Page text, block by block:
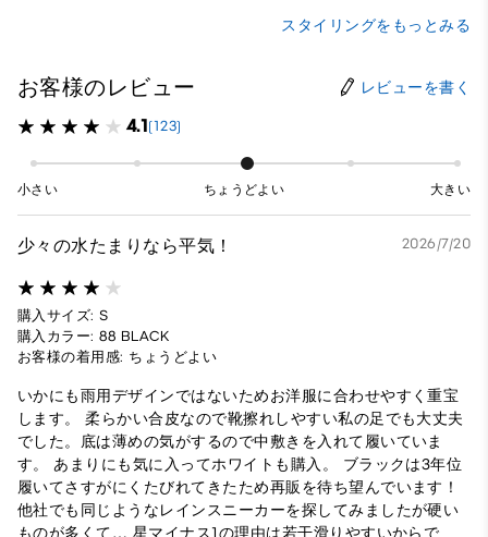
スタイリングをもっとみる
お客様のレビュー レビューを書く
4.1(123)
小さい ちょうどよい 大きい
少々の水たまりなら平気！ 2026/7/20
購入サイズ: S
購入カラー: 88 BLACK
お客様の着用感: ちょうどよい
いかにも雨用デザインではないためお洋服に合わせやすく重宝
します。 柔らかい合皮なので靴擦れしやすい私の足でも大丈夫
でした。底は薄めの気がするので中敷きを入れて履いていま
す。 あまりにも気に入ってホワイトも購入。 ブラックは3年位
履いてさすがにくたびれてきたため再販を待ち望んでいます！
他社でも同じようなレインスニーカーを探してみましたが硬い